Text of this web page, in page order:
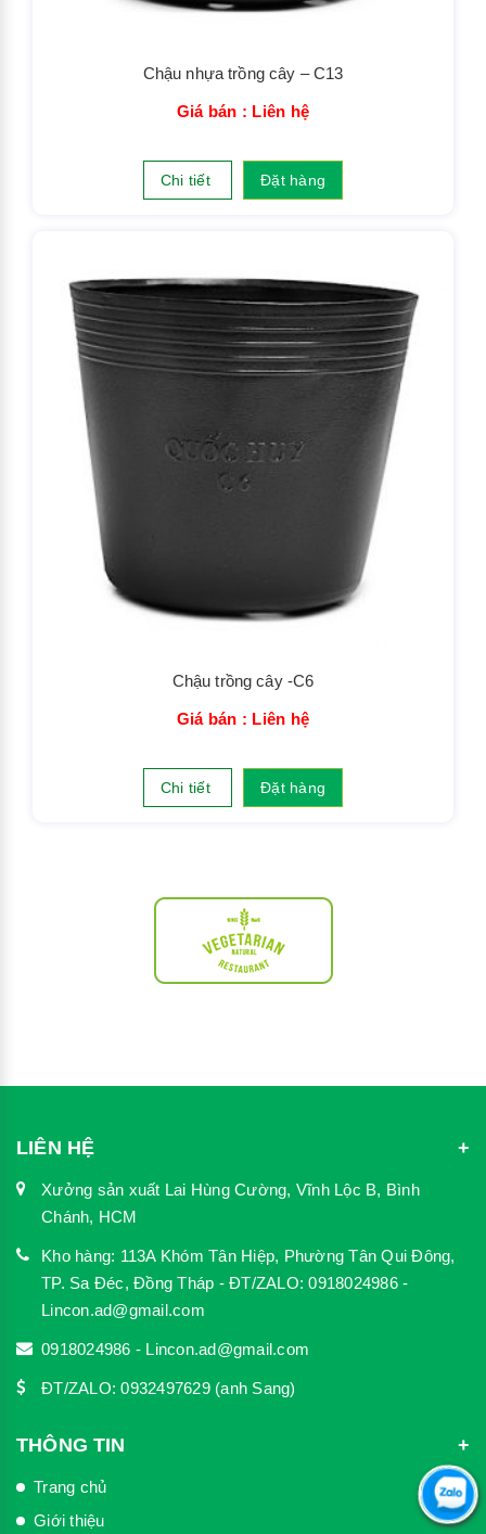
Chậu nhựa trồng cây – C13
Giá bán : Liên hệ
Chi tiết Đặt hàng
Chậu trồng cây -C6
Giá bán : Liên hệ
Chi tiết Đặt hàng
LIÊN HỆ
Xưởng sản xuất Lai Hùng Cường, Vĩnh Lộc B, Bình
Chánh, HCM
Kho hàng: 113A Khóm Tân Hiệp, Phường Tân Qui Đông,
TP. Sa Đéc, Đồng Tháp - ĐT/ZALO: 0918024986 -
Lincon.ad@gmail.com
0918024986 - Lincon.ad@gmail.com
ĐT/ZALO: 0932497629 (anh Sang)
THÔNG TIN
Trang chủ
Giới thiệu